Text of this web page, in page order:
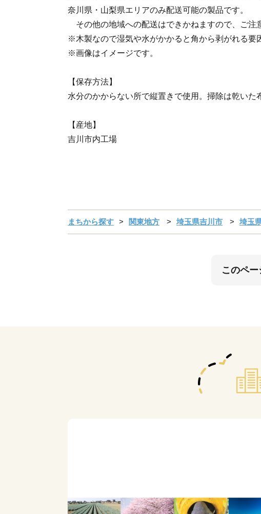
奈川県・山梨県エリアのみ配送可能の製品です。
その他の地域への配送はできかねますので、ご注
※木製なので湿気や水がかかると角から剥がれる要
※画像はイメージです。
【保存方法】
水分のかからない所で縦置きで使用。掃除は乾いた
【産地】
吉川市内工場
まちから探す 関東地方 埼玉県吉川市 埼玉
このペ